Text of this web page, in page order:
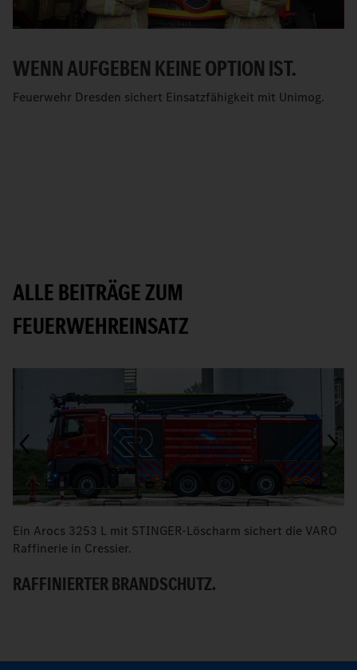
WENN AUFGEBEN KEINE OPTION IST.
Feuerwehr Dresden sichert Einsatzfähigkeit mit Unimog.
ALLE BEITRÄGE ZUM
FEUERWEHREINSATZ
Ein Arocs 3253 L mit STINGER-Löscharm sichert die VARO
Raffinerie in Cressier.
RAFFINIERTER BRANDSCHUTZ.